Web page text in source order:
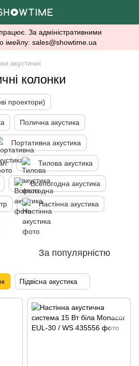
За адміністративними
імейлу: sales@showtime.ua
акустичні
колонки
проектори)
Полична акустика
Портативна акустика
Тилова акустика
Всепогодна акустика
Настінна акустика
За популярністю
Підвісна акустика